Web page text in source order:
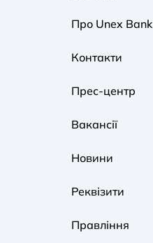
Про Unex Bank
Контакти
Прес-центр
Вакансії
Новини
Реквізити
Правління